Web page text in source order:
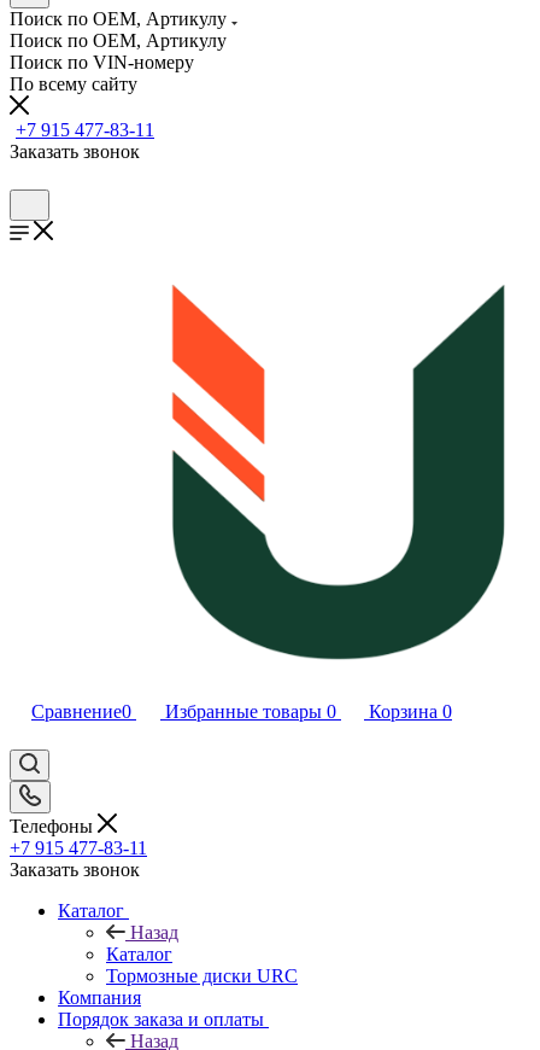
Поиск по OEM, Артикулу
Поиск по OEM, Артикулу
Поиск по VIN-номеру
По всему сайту
+7 915 477-83-11
Заказать звонок
Сравнение0 Избранные товары 0 Корзина 0
Телефоны
+7 915 477-83-11
Заказать звонок
Каталог
Назад
Каталог
Тормозные диски URC
Компания
Порядок заказа и оплаты
Назад